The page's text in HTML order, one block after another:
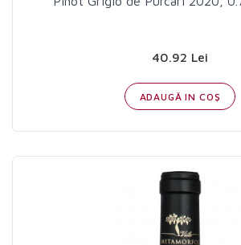
40.92 Lei
ADAUGĂ IN COŞ